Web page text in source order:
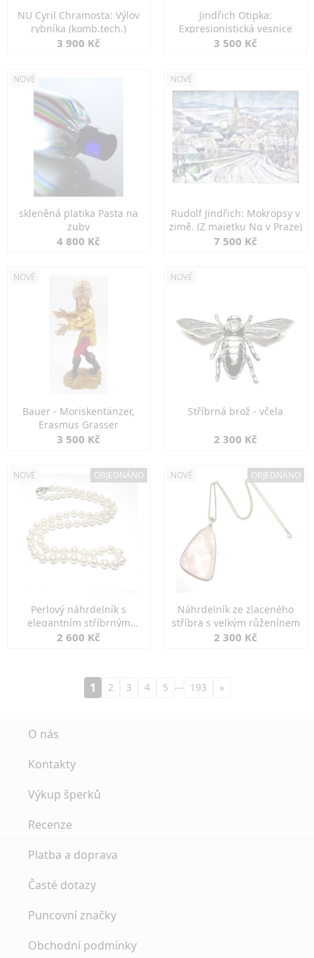
NU Cyril Chramosta: Výlov
rybníka (komb.tech.)
3 900 Kč
Jindřich Otipka:
Expresionistická vesnice
3 500 Kč
NOVÉ
skleněná platika Pasta na
zuby
4 800 Kč
NOVÉ
Rudolf Jindřich: Mokropsy v
zimě. (Z majetku Ng v Praze)
7 500 Kč
NOVÉ
Bauer - Moriskentänzer,
Erasmus Grasser
3 500 Kč
NOVÉ
Stříbrná brož - včela
2 300 Kč
NOVÉ OBJEDNÁNO
Perlový náhrdelník s
elegantním stříbrným
zapínáním
2 600 Kč
NOVÉ OBJEDNÁNO
Náhrdelník ze zlaceného
stříbra s velkým růženínem
2 300 Kč
1 2 3 4 5 … 193 »
O nás
Kontakty
Výkup šperků
Recenze
Platba a doprava
Časté dotazy
Puncovní značky
Obchodní podmínky